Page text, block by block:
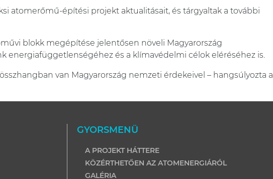
atomerőmű-építési projekt aktualitásait, és tárgyaltak a további
blokk megépítése jelentősen növeli Magyarország
energiafüggetlenségéhez és a klímavédelmi célok eléréséhez is.
van Magyarország nemzeti érdekeivel – hangsúlyozta a
GYORSMENÜ
A PROJEKT HÁTTERE
KÖZÉRTHETŐEN AZ ATOMENERGIÁRÓL
GALÉRIA